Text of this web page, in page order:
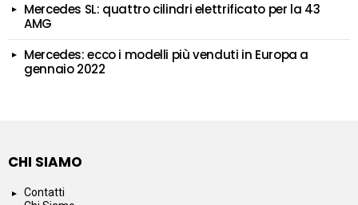
Mercedes SL: quattro cilindri elettrificato per la 43
AMG
Mercedes: ecco i modelli più venduti in Europa a
gennaio 2022
CHI SIAMO
Contatti